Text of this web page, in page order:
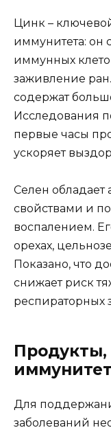
Цинк –
иммунитета: он
иммунных
заживление
содержат
Исследования
первые часы
ускоряет
Селен
свойствами и
воспалением.
орехах,
Показано, что
снижает риск
респираторных
иммунитет
Для
заболеваний